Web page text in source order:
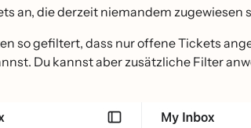
an, die derzeit niemandem
so gefiltert, dass nur offene Tickets
Du kannst aber zusätzliche Filter